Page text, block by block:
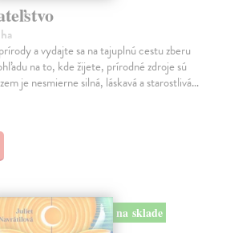
a vydajte sa na tajuplnú cestu zberu
na to, kde žijete, prírodné zdroje sú
je nesmierne silná, láskavá a starostlivá…
na sklade